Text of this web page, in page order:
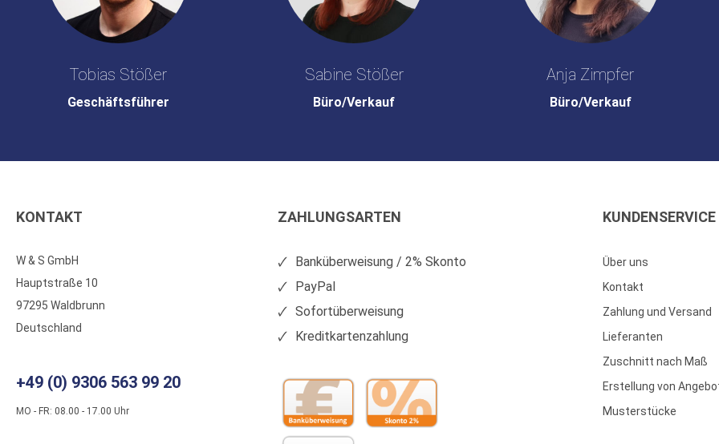
Tobias Stößer
Geschäftsführer
Sabine Stößer
Büro/Verkauf
Anja Zimpfer
Büro/Verkauf
KONTAKT
W & S GmbH
Hauptstraße 10
97295 Waldbrunn
Deutschland
+49 (0) 9306 563 99 20
MO - FR: 08.00 - 17.00 Uhr
ZAHLUNGSARTEN
Banküberweisung / 2% Skonto
PayPal
Sofortüberweisung
Kreditkartenzahlung
KUNDENSERVICE
Über uns
Kontakt
Zahlung und Versand
Lieferanten
Zuschnitt nach Maß
Erstellung von
Musterstücke